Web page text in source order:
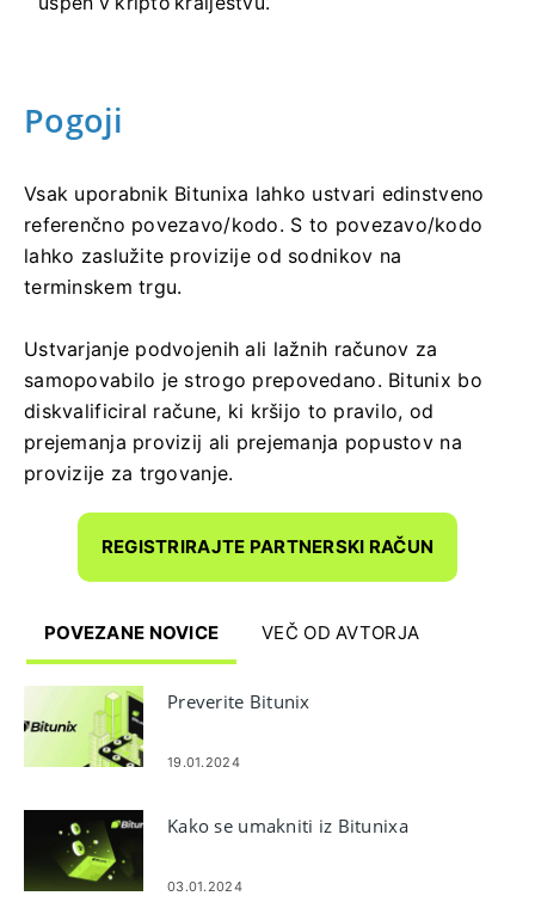
Pogoji
Vsak uporabnik Bitunixa lahko ustvari edinstveno
referenčno povezavo/kodo. S to povezavo/kodo
lahko zaslužite provizije od sodnikov na
terminskem trgu.
Ustvarjanje podvojenih ali lažnih računov za
samopovabilo je strogo prepovedano. Bitunix bo
diskvalificiral račune, ki kršijo to pravilo, od
prejemanja provizij ali prejemanja popustov na
provizije za trgovanje.
REGISTRIRAJTE PARTNERSKI RAČUN
POVEZANE NOVICE VEČ OD AVTORJA
Preverite Bitunix
19.01.2024
Kako se umakniti iz Bitunixa
03.01.2024